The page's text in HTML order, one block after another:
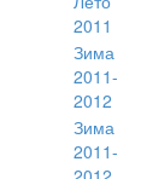
2011
Зима
2011-
2012
Зима
2011-